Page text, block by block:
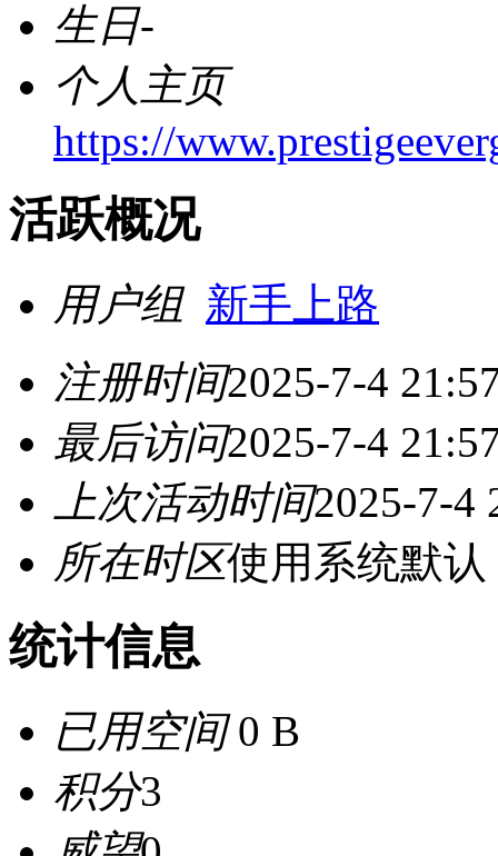
生日-
个人主页
https://
活跃概况
用户组 新手上路
注册时间2025-7-4
最后访问2025-7-4
上次活动时间2025-7-4
所在时区使用系统默认
统计信息
已用空间0 B
积分3